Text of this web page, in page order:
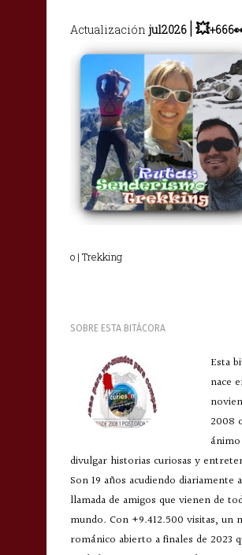
Actualización jul2026 |💥
o | Trekking
SOBRE ESTA BITÁCORA
Esta
nace
2008
divulgar historias curiosas y
Son 19 años acudiendo diariamente
llamada de amigos que vienen de
mundo. Con +9.412.500 visitas, un
románico abierto a finales de 2023